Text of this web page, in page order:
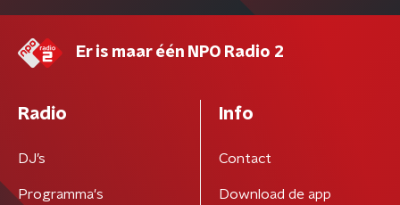
Er is maar één NPO Radio 2
Radio
DJ’s
Programma's
Info
Contact
Download de app